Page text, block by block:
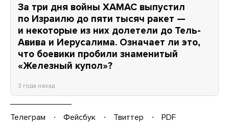
За три дня войны ХАМАС выпустил
по Израилю до пяти тысяч ракет —
и некоторые из них долетели до Тель-
Авива и Иерусалима. Означает ли это,
что боевики пробили знаменитый
«Железный купол»?
3 года назад
Телеграм Фейсбук Твиттер
PDF